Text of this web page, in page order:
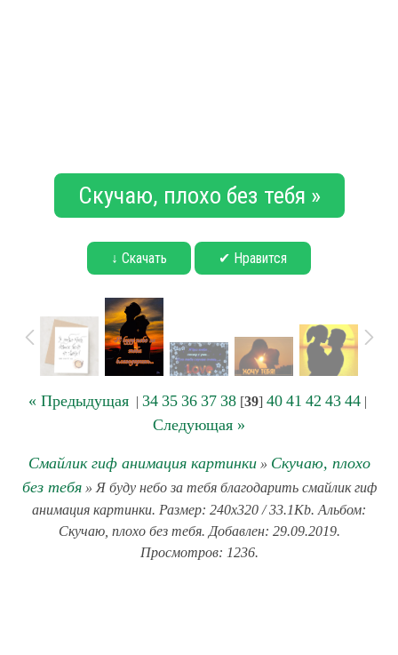
Скучаю, плохо без тебя »
↓ Скачать ✔ Нравится
« Предыдущая| 34 35 36 37 38[39] 40 41 42 43 44|
Следующая »
Смайлик гиф анимация картинки» Скучаю, плохо
без тебя» Я буду небо за тебя благодарить смайлик гиф
анимация картинки. Размер: 240x320 / 33.1Kb. Альбом:
Скучаю, плохо без тебя. Добавлен: 29.09.2019.
Просмотров: 1236.